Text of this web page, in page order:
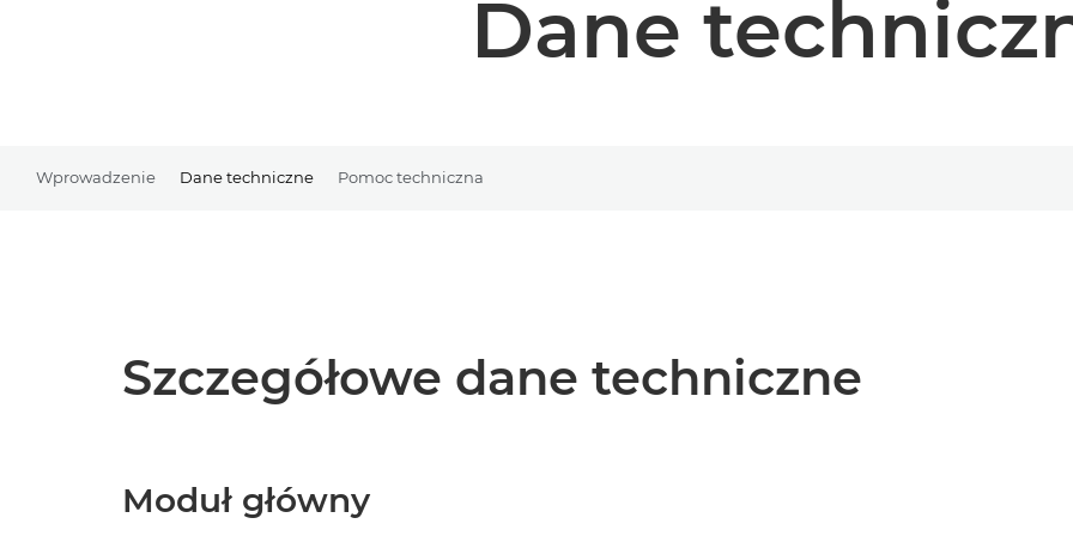
Dane
Wprowadzenie Dane techniczne Pomoc techniczna
Szczegółowe dane techniczne
Moduł główny